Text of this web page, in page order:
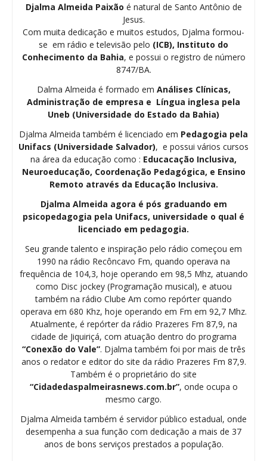
Djalma Almeida Paixão é natural de Santo Antônio de
Jesus.
Com muita dedicação e muitos estudos, Djalma formou-
se em rádio e televisão pelo (ICB), Instituto do
Conhecimento da Bahia, e possui o registro de número
8747/BA.
Dalma Almeida é formado em Análises Clínicas,
Administração de empresa e Língua inglesa pela
Uneb (Universidade do Estado da Bahia)
Djalma Almeida também é licenciado em Pedagogia pela
Unifacs (Universidade Salvador), e possui vários cursos
na área da educação como : Educacação Inclusiva,
Neuroeducação, Coordenação Pedagógica, e Ensino
Remoto através da Educação Inclusiva.
Djalma Almeida agora é pós graduando em
psicopedagogia pela Unifacs, universidade o qual é
licenciado em pedagogia.
Seu grande talento e inspiração pelo rádio começou em
1990 na rádio Recôncavo Fm, quando operava na
frequência de 104,3, hoje operando em 98,5 Mhz, atuando
como Disc jockey (Programação musical), e atuou
também na rádio Clube Am como repórter quando
operava em 680 Khz, hoje operando em Fm em 92,7 Mhz.
Atualmente, é repórter da rádio Prazeres Fm 87,9, na
cidade de Jiquiriçá, com atuação dentro do programa
“Conexão do Vale”. Djalma também foi por mais de três
anos o redator e editor do site da rádio Prazeres Fm 87,9.
Também é o proprietário do site
“Cidadedaspalmeirasnews.com.br”, onde ocupa o
mesmo cargo.
Djalma Almeida também é servidor público estadual, onde
desempenha a sua função com dedicação a mais de 37
anos de bons serviços prestados a população.